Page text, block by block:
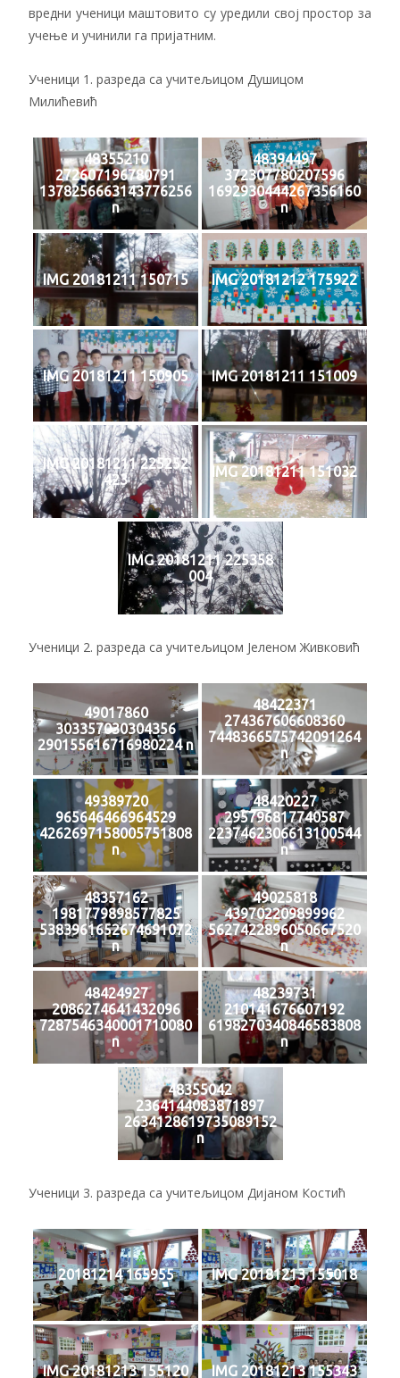
вредни ученици маштовито су уредили свој простор за
учење и учинили га пријатним.
Ученици 1. разреда са учитељицом Душицом
Милићевић
48355210
272607196780791
1378256663143776256
n
48394497
372307780207596
1692930444267356160
n
IMG 20181211 150715 IMG 20181212 175922
IMG 20181211 150905 IMG 20181211 151009
IMG 20181211 225252
423
IMG 20181211 151032
IMG 20181211 225358
004
Ученици 2. разреда са учитељицом Јеленом Живковић
49017860
303357030304356
290155616716980224 n
48422371
274367606608360
7448366575742091264
n
49389720
965646466964529
4262697158005751808
n
48420227
295796817740587
2237462306613100544
n
48357162
1981779898577825
5383961652674691072
n
49025818
439702209899962
5627422896050667520
n
48424927
2086274641432096
7287546340001710080
n
48239731
210141676607192
6198270340846583808
n
48355042
2364144083871897
2634128619735089152
n
Ученици 3. разреда са учитељицом Дијаном Костић
20181214 165955 IMG 20181213 155018
IMG 20181213 155120 IMG 20181213 155343